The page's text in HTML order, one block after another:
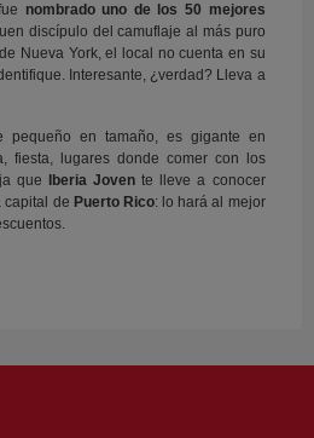
nombrado uno de los 50 mejores
discípulo del camuflaje al más puro
Nueva York, el local no cuenta en su
Interesante, ¿verdad? Lleva a
pequeño en tamaño, es gigante en
fiesta, lugares donde comer con los
que
Iberia Joven te lleve a conocer
capital de Puerto Rico: lo hará al mejor